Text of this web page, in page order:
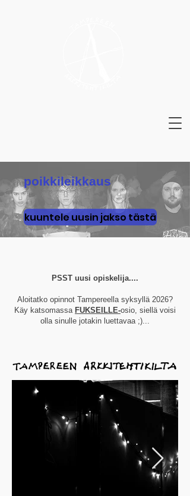
poikkileikkaus
kuuntele uusin jakso tästä
PSST uusi opiskelija....
Aloitatko opinnot Tampereella syksyllä 2026?
Käy katsomassa FUKSEILLE-osio, siellä voisi
olla sinulle jotakin luettavaa ;)...